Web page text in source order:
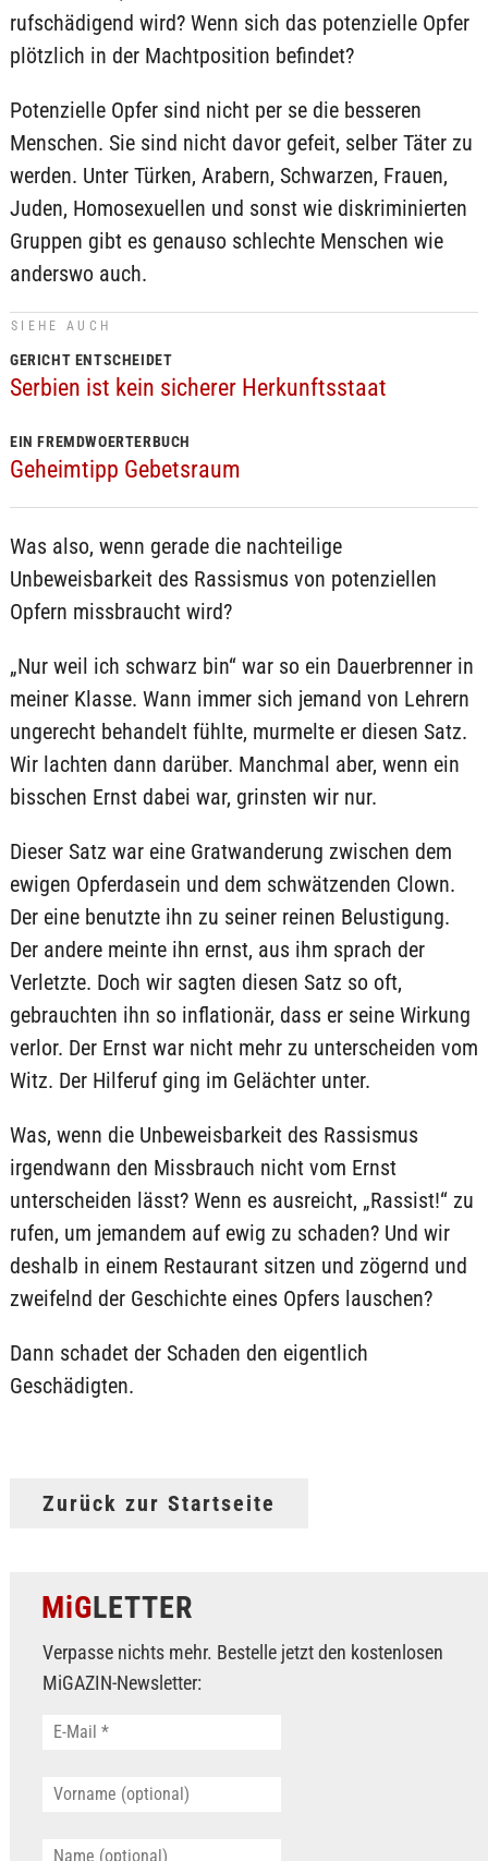
rufschädigend wird? Wenn sich das potenzielle Opfer
plötzlich in der Machtposition befindet?
Potenzielle Opfer sind nicht per se die besseren
Menschen. Sie sind nicht davor gefeit, selber Täter zu
werden. Unter Türken, Arabern, Schwarzen, Frauen,
Juden, Homosexuellen und sonst wie diskriminierten
Gruppen gibt es genauso schlechte Menschen wie
anderswo auch.
SIEHE AUCH
GERICHT ENTSCHEIDET
Serbien ist kein sicherer Herkunftsstaat
EIN FREMDWOERTERBUCH
Geheimtipp Gebetsraum
Was also, wenn gerade die nachteilige
Unbeweisbarkeit des Rassismus von potenziellen
Opfern missbraucht wird?
„Nur weil ich schwarz bin“ war so ein Dauerbrenner in
meiner Klasse. Wann immer sich jemand von Lehrern
ungerecht behandelt fühlte, murmelte er diesen Satz.
Wir lachten dann darüber. Manchmal aber, wenn ein
bisschen Ernst dabei war, grinsten wir nur.
Dieser Satz war eine Gratwanderung zwischen dem
ewigen Opferdasein und dem schwätzenden Clown.
Der eine benutzte ihn zu seiner reinen Belustigung.
Der andere meinte ihn ernst, aus ihm sprach der
Verletzte. Doch wir sagten diesen Satz so oft,
gebrauchten ihn so inflationär, dass er seine Wirkung
verlor. Der Ernst war nicht mehr zu unterscheiden vom
Witz. Der Hilferuf ging im Gelächter unter.
Was, wenn die Unbeweisbarkeit des Rassismus
irgendwann den Missbrauch nicht vom Ernst
unterscheiden lässt? Wenn es ausreicht, „Rassist!“ zu
rufen, um jemandem auf ewig zu schaden? Und wir
deshalb in einem Restaurant sitzen und zögernd und
zweifelnd der Geschichte eines Opfers lauschen?
Dann schadet der Schaden den eigentlich
Geschädigten.
Zurück zur Startseite
MiGLETTER
Verpasse nichts mehr. Bestelle jetzt den kostenlosen
MiGAZIN-Newsletter: